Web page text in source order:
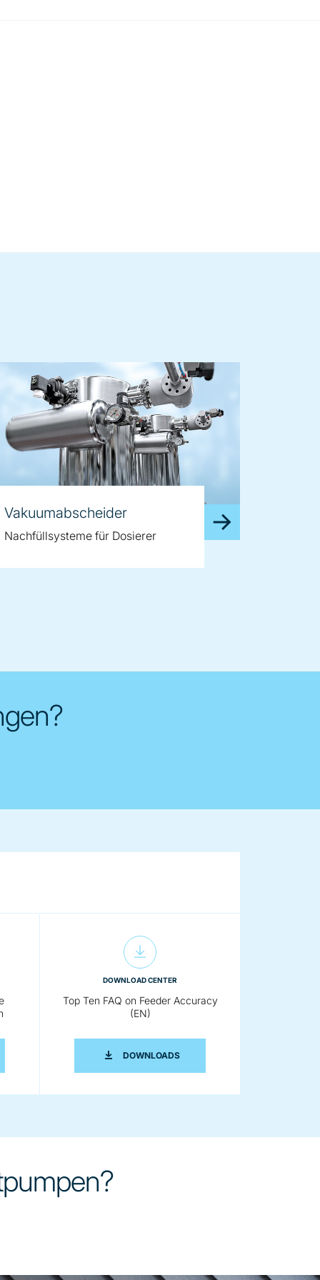
Vakuumabscheider
Nachfüllsysteme für Dosierer
LÖSUNGEN FÜR DIE DOSIERUNG VON SCHÜTTGÜTERN
DOWNLOAD CENTER
Top Ten FAQ on Feeder Accuracy
(EN)
DOWNLOADSTOP TEN FAQ ON FEEDER